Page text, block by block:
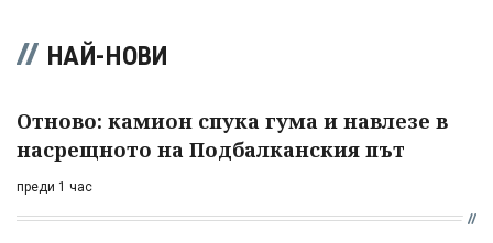
НАЙ-НОВИ
Отново: камион спука гума и навлезе в
насрещното на Подбалканския път
преди 1 час